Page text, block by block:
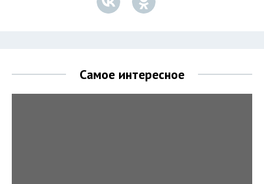
Самое интересное